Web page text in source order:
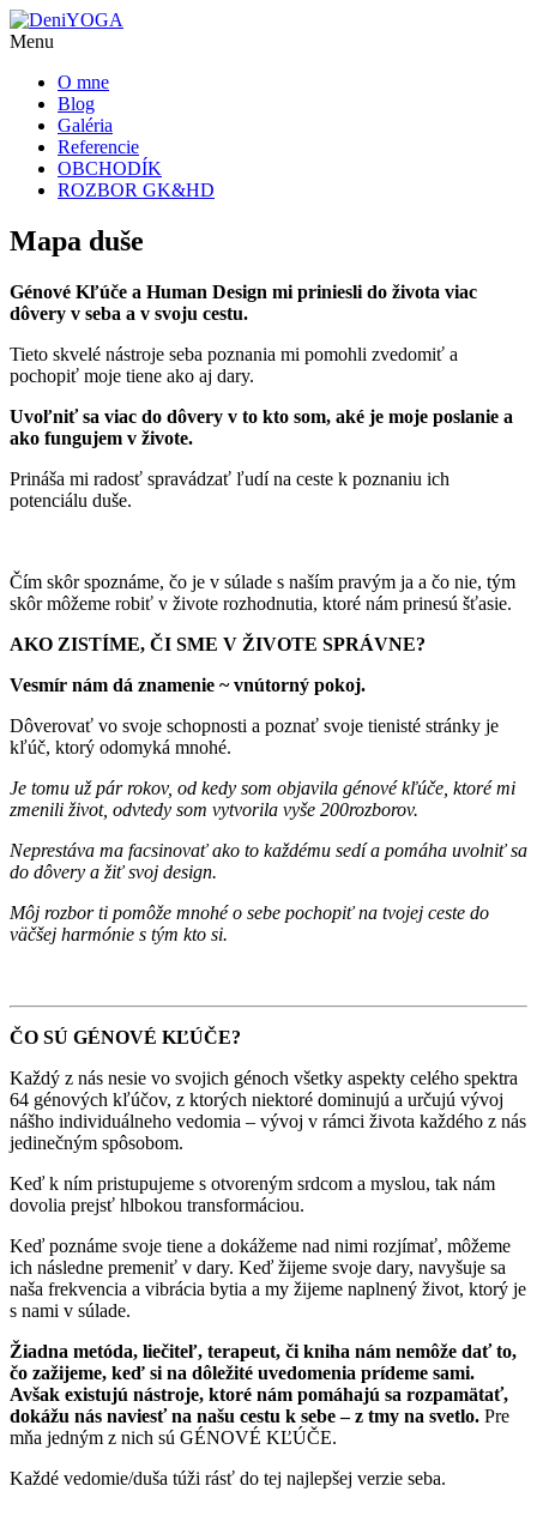
Menu
O mne
Blog
Galéria
Referencie
OBCHODÍK
ROZBOR GK&HD
Mapa duše
Génové Kľúče a Human Design mi priniesli do života viac
dôvery v seba a v svoju cestu.
Tieto skvelé nástroje seba poznania mi pomohli zvedomiť a
pochopiť moje tiene ako aj dary.
Uvoľniť sa viac do dôvery v to kto som, aké je moje poslanie a
ako fungujem v živote.
Prináša mi radosť spravádzať ľudí na ceste k poznaniu ich
potenciálu duše.
Čím skôr spoznáme, čo je v súlade s naším pravým ja a čo nie, tým
skôr môžeme robiť v živote rozhodnutia, ktoré nám prinesú šťasie.
AKO ZISTÍME, ČI SME V ŽIVOTE SPRÁVNE?
Vesmír nám dá znamenie ~ vnútorný pokoj.
Dôverovať vo svoje schopnosti a poznať svoje tienisté stránky je
kľúč, ktorý odomyká mnohé.
Je tomu už pár rokov, od kedy som objavila génové kľúče, ktoré mi
zmenili život, odvtedy som vytvorila vyše 200rozborov.
Neprestáva ma facsinovať ako to každému sedí a pomáha uvolniť sa
do dôvery a žiť svoj design.
Môj rozbor ti pomôže mnohé o sebe pochopiť na tvojej ceste do
väčšej harmónie s tým kto si.
ČO SÚ GÉNOVÉ KĽÚČE?
Každý z nás nesie vo svojich génoch všetky aspekty celého spektra
64 génových kľúčov, z ktorých niektoré dominujú a určujú vývoj
nášho individuálneho vedomia – vývoj v rámci života každého z nás
jedinečným spôsobom.
Keď k ním pristupujeme s otvoreným srdcom a myslou, tak nám
dovolia prejsť hlbokou transformáciou.
Keď poznáme svoje tiene a dokážeme nad nimi rozjímať, môžeme
ich následne premeniť v dary. Keď žijeme svoje dary, navyšuje sa
naša frekvencia a vibrácia bytia a my žijeme naplnený život, ktorý je
s nami v súlade.
Žiadna metóda, liečiteľ, terapeut, či kniha nám nemôže dať to,
čo zažijeme, keď si na dôležité uvedomenia prídeme sami.
Avšak existujú nástroje, ktoré nám pomáhajú sa rozpamätať,
dokážu nás naviesť na našu cestu k sebe – z tmy na svetlo. Pre
mňa jedným z nich sú GÉNOVÉ KĽÚČE.
Každé vedomie/duša túži rásť do tej najlepšej verzie seba.